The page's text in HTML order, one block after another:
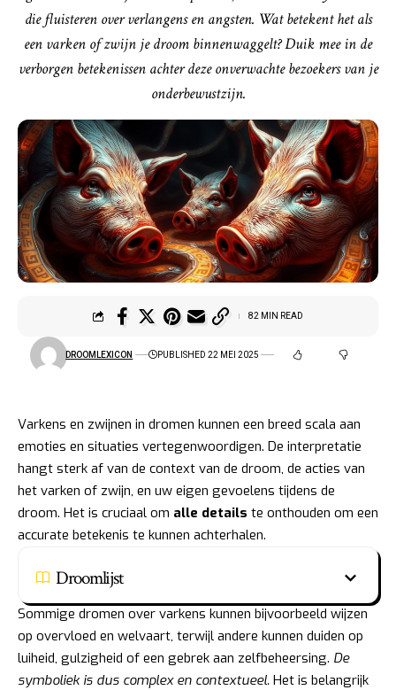
die fluisteren over verlangens en angsten. Wat betekent het als
een varken of zwijn je droom binnenwaggelt? Duik mee in de
verborgen betekenissen achter deze onverwachte bezoekers van je
onderbewustzijn.
DROOMLEXICON PUBLISHED 22 MEI 2025
82 MIN READ
Varkens en zwijnen in dromen kunnen een breed scala aan
emoties en situaties vertegenwoordigen. De interpretatie
hangt sterk af van de context van de droom, de acties van
het varken of zwijn, en uw eigen gevoelens tijdens de
droom. Het is cruciaal om alle details te onthouden om een
accurate betekenis te kunnen achterhalen.
Droomlijst
Sommige dromen over varkens kunnen bijvoorbeeld wijzen
op overvloed en welvaart, terwijl andere kunnen duiden op
luiheid, gulzigheid of een gebrek aan zelfbeheersing. De
symboliek is dus complex en contextueel. Het is belangrijk